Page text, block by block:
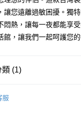
行
業銀行
中
用卡公司
行
永
業銀行
中
用卡公司
，滿NT$2,000(含以上)免
取(待系統通知後才可取貨
讓您遠離過敏困擾。獨
悶熱，讓每一夜都能享
館，讓我們一起呵護您的
類 (1)
服